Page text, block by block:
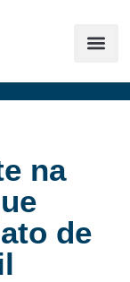
na
de